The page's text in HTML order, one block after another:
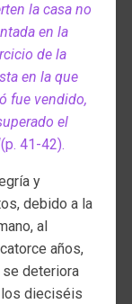
la casa no
en la
de la
en la que
fue vendido,
el
41-42).
y
debido a la
al
años,
deteriora
los dieciséis